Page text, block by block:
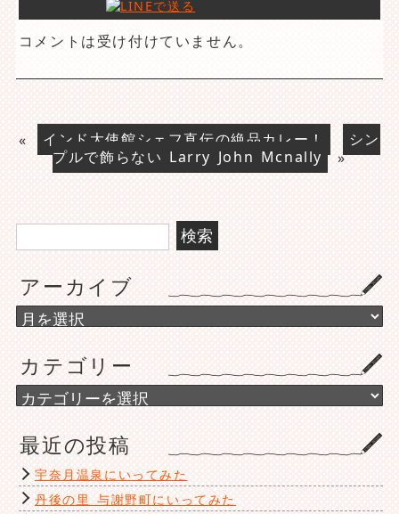
コメントは受け付けていません。
« インド大使館シェフ直伝の絶品カレー！
シン
プルで飾らない Larry John Mcnally
»
検
索:
アーカイブ
ア
ー
イ
ブ
カテゴリー
カ
テ
リ
ー
最近の投稿
宇奈月温泉にいってみた
丹後の里 与謝野町にいってみた